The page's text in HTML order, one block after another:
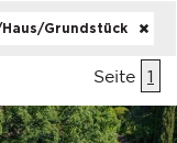
Grundstück
Seite 1